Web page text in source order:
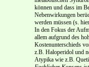
können und dass im
Nebenwirkungen
werden müssen (s.
In den Fokus der
allem aufgrund des
Kostenunterschieds
z.B. Haloperidol und
Atypika wie z.B.